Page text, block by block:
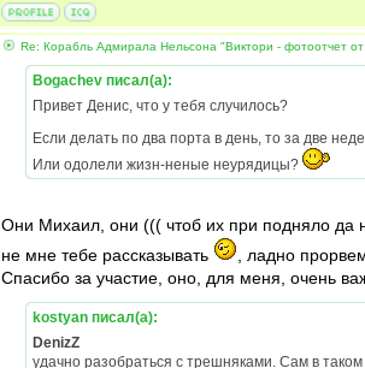
Re: Корабль Адмирала Нельсона "Виктори - фотоотчет от
Bogachev писал(а):
Привет Денис, что у тебя случилось?
Если делать по два порта в день, то за две
Или одолели жизн-неные неурядицы?
Они Михаил, они ((( чтоб их при подняло да
не мне тебе рассказывать
, ладно
Спасибо за участие, оно, для меня, очень
kostyan писал(а):
DenizZ
удачно разобраться с трешняками. Сам в